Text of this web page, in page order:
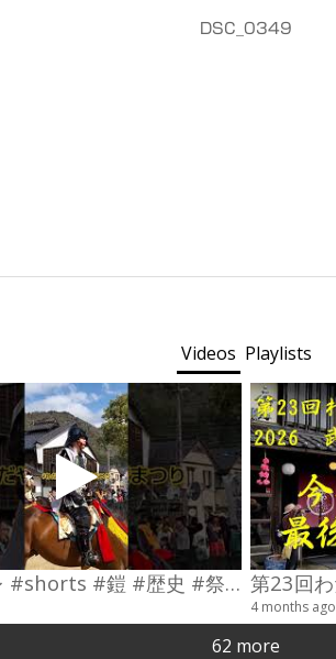
DSC_0349
Videos Playlists
#コスプレ #shorts #鎧 #歴史 #祭り
4 months ago
62 more